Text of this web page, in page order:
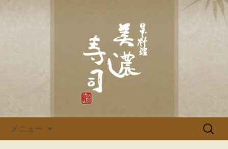
多治見、土岐の寿司・和食「美
濃寿司」のブログ
多治見、土岐の寿司・和食「美濃寿
メニュー
検